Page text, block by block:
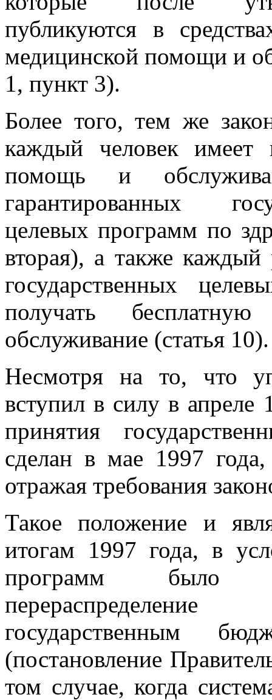
публикуются в
медицинской помощи и
1, пункт 3).
Более того, тем же
каждый человек имеет
помощь и
гарантированных
целевых программ по
вторая), а также каждый
государственных
получать
обслуживание (статья 10).
Несмотря на то, что
вступил в силу в апреле
принятия
сделан в мае 1997
отражая требования
Такое положение и
итогам 1997 года, в
программ было
государственным
(постановление
том случае, когда